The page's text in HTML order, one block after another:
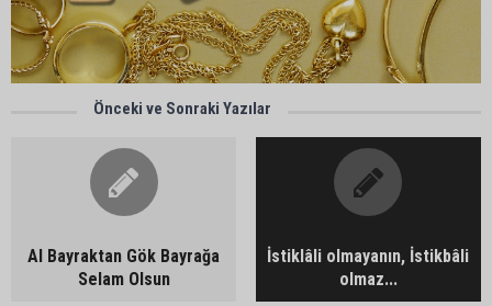
Önceki ve Sonraki Yazılar
Al Bayraktan Gök Bayrağa
Selam Olsun
İstiklâli olmayanın, İstikbâli
olmaz...